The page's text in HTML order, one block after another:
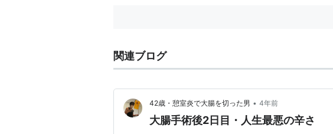
関連ブログ
42歳・憩室炎で大腸を切った男 • 4年前
大腸手術後2日目・人生最悪の辛さ